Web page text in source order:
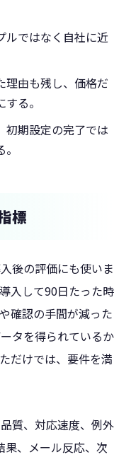
ルではなく自社に近
理由も残し、価格だ
る。
初期設定の完了では
標
後の評価にも使いま
入して90日たった時
確認の手間が減った
タを得られているか
だけでは、要件を満
質、対応速度、例外
果、メール反応、次